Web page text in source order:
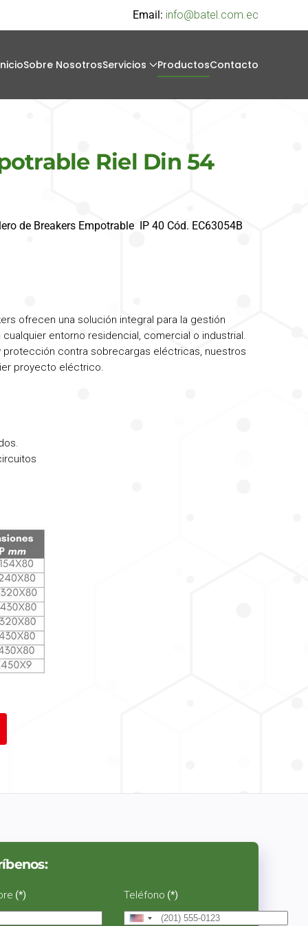
Email: info@batel.com.ec
Sobre NosotrosServicios ProductosContacto
Riel Din 54
de Breakers Empotrable IP 40 Cód. EC63054B
ofrecen una solución integral para la gestión
entorno residencial, comercial o industrial.
contra sobrecargas eléctricas, nuestros
proyecto eléctrico.
(*) Teléfono (*)
United